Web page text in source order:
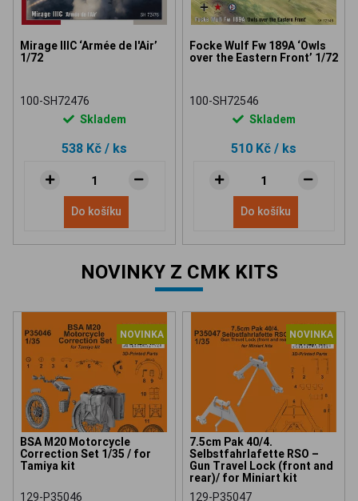
Mirage IIIC ‘Armée de l'Air’
1/72
100-SH72476
Skladem
538 Kč / ks
Do košíku
Focke Wulf Fw 189A ‘Owls
over the Eastern Front’ 1/72
100-SH72546
Skladem
510 Kč / ks
Do košíku
NOVINKY Z CMK KITS
NOVINKA
BSA M20 Motorcycle
Correction Set 1/35 / for
Tamiya kit
129-P35046
NOVINKA
7.5cm Pak 40/4.
Selbstfahrlafette RSO –
Gun Travel Lock (front and
rear)/ for Miniart kit
129-P35047